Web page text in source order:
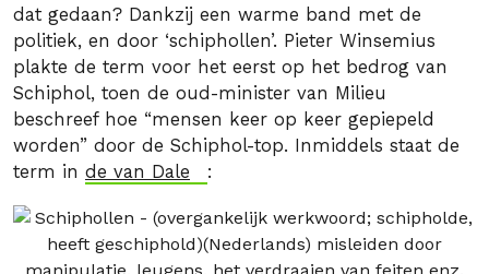
dat gedaan? Dankzij een warme band met de
politiek, en door ‘schiphollen’. Pieter Winsemius
plakte de term voor het eerst op het bedrog van
Schiphol, toen de oud-minister van Milieu
beschreef hoe “mensen keer op keer gepiepeld
worden” door de Schiphol-top. Inmiddels staat de
term in de van Dale :